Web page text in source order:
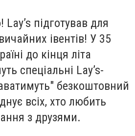
Lay’s підготував для
івентів! У 35
до кінця літа
спеціальні Lay’s-
безкоштовний
всіх, хто любить
з друзями.